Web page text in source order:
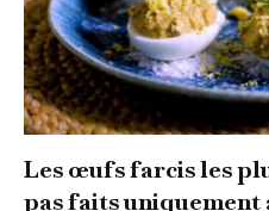
Les œufs farcis les
pas faits uniquement